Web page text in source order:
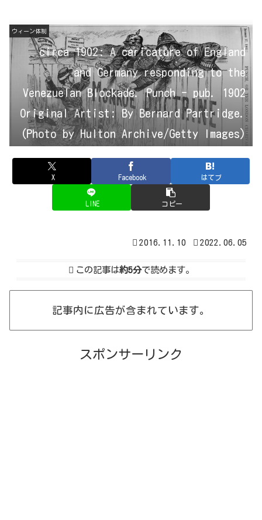
ウィーン体制
circa 1902: A caricature of England
and Germany responding to the
Venezuelan Blockade. Punch - pub. 1902
Original Artist: By Bernard Partridge.
(Photo by Hulton Archive/Getty Images)
X Facebook はてブ
LINE コピー
2016.11.10 2022.06.05
この記事は約5分で読めます。
記事内に広告が含まれています。
スポンサーリンク